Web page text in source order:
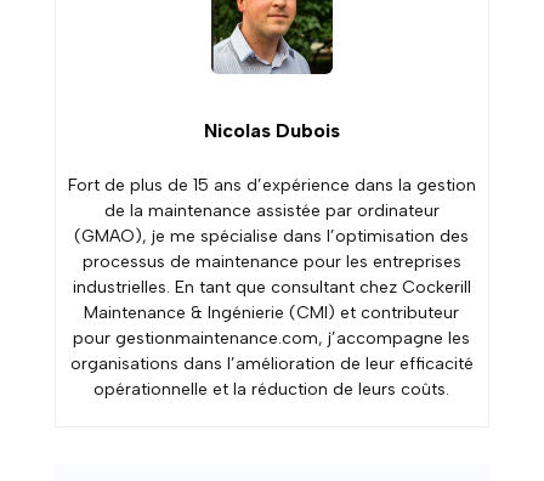
Nicolas Dubois
Fort de plus de 15 ans d’expérience dans la gestion
de la maintenance assistée par ordinateur
(GMAO), je me spécialise dans l’optimisation des
processus de maintenance pour les entreprises
industrielles. En tant que consultant chez Cockerill
Maintenance & Ingénierie (CMI) et contributeur
pour gestionmaintenance.com, j’accompagne les
organisations dans l’amélioration de leur efficacité
opérationnelle et la réduction de leurs coûts.